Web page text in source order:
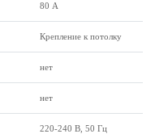
80 А
Крепление к потолку
нет
нет
220-240 В, 50 Гц